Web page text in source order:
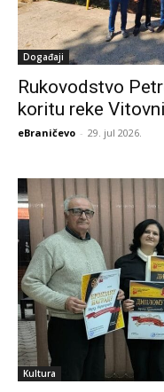
Događaji
Rukovodstvo
koritu reke
eBraničevo - 29. jul 2026.
Kultura